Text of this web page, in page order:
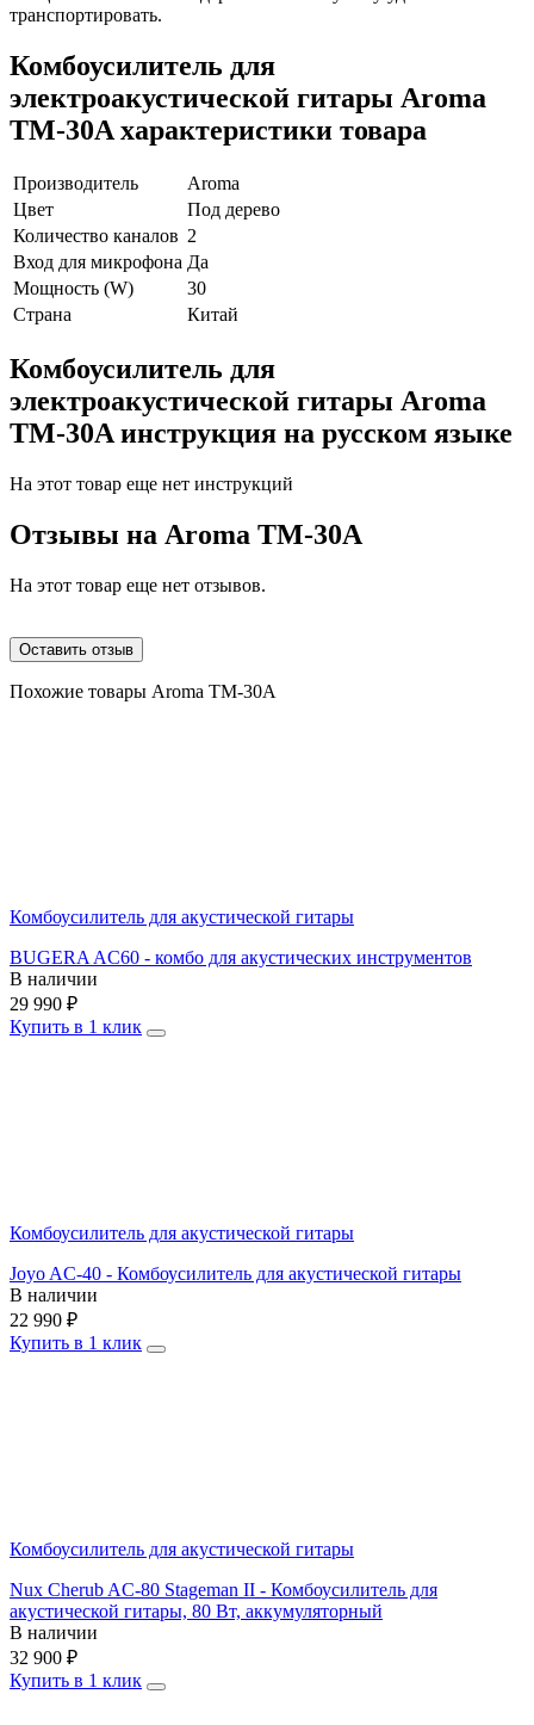
транспортировать.
Комбоусилитель для
электроакустической гитары Aroma
TM-30A характеристики товара
Производитель
Aroma
Цвет
Под дерево
Количество каналов 2
Вход для микрофона Да
Мощность (W)
30
Страна
Китай
Комбоусилитель для
электроакустической гитары Aroma
TM-30A инструкция на русском языке
На этот товар еще нет инструкций
Отзывы на Aroma TM-30A
На этот товар еще нет отзывов.
Оставить отзыв
Похожие товары Aroma TM-30A
Комбоусилитель для акустической гитары
BUGERA AC60 - комбо для акустических инструментов
В наличии
29 990 ₽
Купить в 1 клик
Комбоусилитель для акустической гитары
Joyo AC-40 - Комбоусилитель для акустической гитары
В наличии
22 990 ₽
Купить в 1 клик
Комбоусилитель для акустической гитары
Nux Cherub AC-80 Stageman II - Комбоусилитель для
акустической гитары, 80 Вт, аккумуляторный
В наличии
32 900 ₽
Купить в 1 клик